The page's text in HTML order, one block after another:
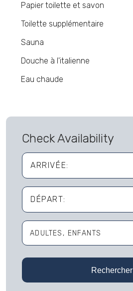
Papier toilette et savon
Toilette supplémentaire
Sauna
Douche à l'italienne
Eau chaude
Check Availability
ARRIVÉE:
DÉPART:
ADULTES ENFANTS
Rechercher